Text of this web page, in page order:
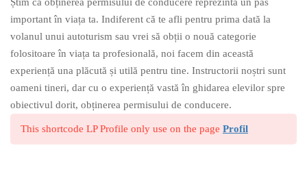
Știm că obținerea permisului de conducere reprezintă un pas
important în viața ta. Indiferent că te afli pentru prima dată la
volanul unui autoturism sau vrei să obții o nouă categorie
folositoare în viața ta profesională, noi facem din această
experiență una plăcută și utilă pentru tine. Instructorii noștri sunt
oameni tineri, dar cu o experiență vastă în ghidarea elevilor spre
obiectivul dorit, obținerea permisului de conducere.
This shortcode LP Profile only use on the page Profil